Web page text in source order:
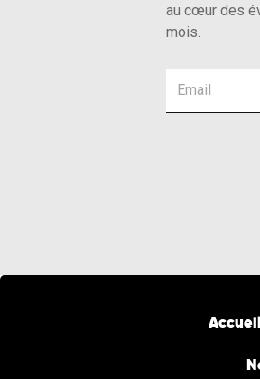
au cœur des
mois.
Accueil